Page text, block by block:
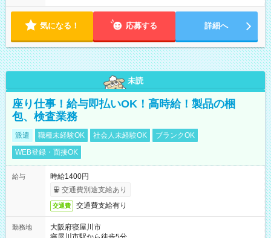
気になる！ 応募する 詳細へ
未読
座り仕事！給与即払いOK！高時給！製品の梱
包、検査業務
派遣 職種未経験OK 社会人未経験OK
ブランクOK
WEB登録・面接OK
給与
時給1400円
交通費別途支給あり
交通費 交通費支給有り
勤務地
大阪府寝屋川市